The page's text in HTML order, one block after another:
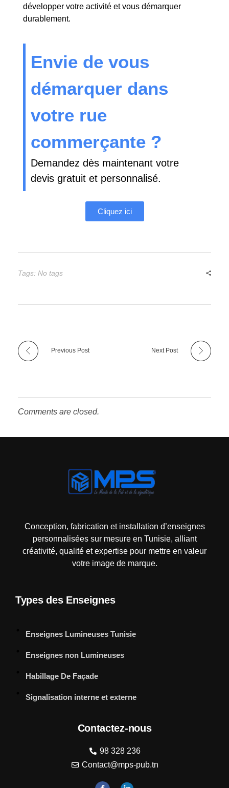
développer votre activité et vous démarquer
durablement.
Envie de vous
démarquer dans
votre rue
commerçante ?
Demandez dès maintenant votre
devis gratuit et personnalisé.
Cliquez ici
Tags: No tags
Previous Post Next Post
Comments are closed.
Conception, fabrication et installation d’enseignes
personnalisées sur mesure en Tunisie, alliant
créativité, qualité et expertise pour mettre en valeur
votre image de marque.
Types des Enseignes
Enseignes Lumineuses Tunisie
Enseignes non Lumineuses
Habillage De Façade
Signalisation interne et externe
Contactez-nous
98 328 236
Contact@mps-pub.tn